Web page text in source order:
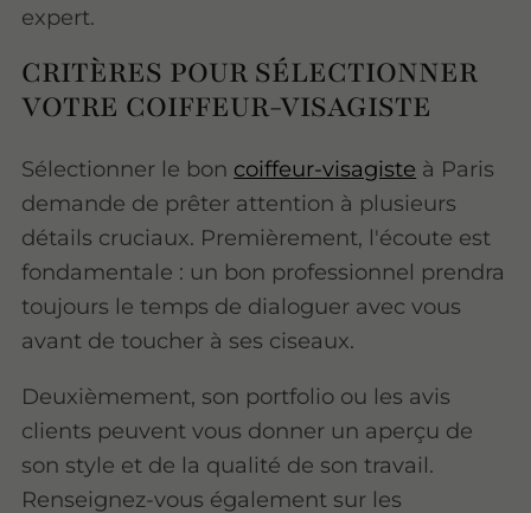
expert.
CRITÈRES POUR SÉLECTIONNER
VOTRE COIFFEUR-VISAGISTE
Sélectionner le bon coiffeur-visagiste à Paris
demande de prêter attention à plusieurs
détails cruciaux. Premièrement, l'écoute est
fondamentale : un bon professionnel prendra
toujours le temps de dialoguer avec vous
avant de toucher à ses ciseaux.
Deuxièmement, son portfolio ou les avis
clients peuvent vous donner un aperçu de
son style et de la qualité de son travail.
Renseignez-vous également sur les